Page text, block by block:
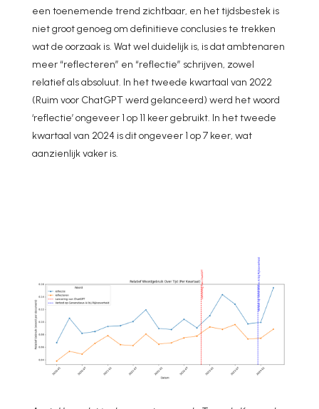
een toenemende trend zichtbaar, en het tijdsbestek is
niet groot genoeg om definitieve conclusies te trekken
wat de oorzaak is. Wat wel duidelijk is, is dat ambtenaren
meer “reflecteren” en “reflectie” schrijven, zowel
relatief als absoluut. In het tweede kwartaal van 2022
(Ruim voor ChatGPT werd gelanceerd) werd het woord
‘reflectie’ ongeveer 1 op 11 keer gebruikt. In het tweede
kwartaal van 2024 is dit ongeveer 1 op 7 keer, wat
aanzienlijk vaker is.